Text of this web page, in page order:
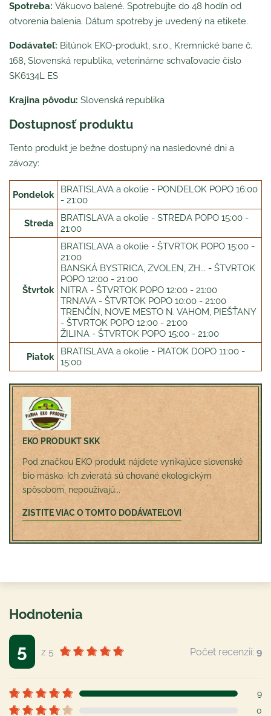
Spotreba: Vákuovo balené. Spotrebujte do 48 hodín od
otvorenia balenia. Dátum spotreby je uvedený na etikete.
Dodávateľ: Bitúnok EKO-produkt, s.r.o., Kremnické bane č.
168, Slovenská republika, veterinárne schvaľovacie číslo
SK6134L ES
Krajina pôvodu: Slovenská republika
Dostupnosť produktu
Tento produkt je bežne dostupný na nasledovné dni a
závozy:
Pondelok
BRATISLAVA a okolie - PONDELOK POPO 16:00
- 21:00
Streda
BRATISLAVA a okolie - STREDA POPO 15:00 -
21:00
Štvrtok
BRATISLAVA a okolie - ŠTVRTOK POPO 15:00 -
21:00
BANSKÁ BYSTRICA, ZVOLEN, ZH... - ŠTVRTOK
POPO 12:00 - 21:00
NITRA - ŠTVRTOK POPO 12:00 - 21:00
TRNAVA - ŠTVRTOK POPO 10:00 - 21:00
TRENČÍN, NOVE MESTO N. VAHOM, PIEŠŤANY
- ŠTVRTOK POPO 12:00 - 21:00
ŽILINA - ŠTVRTOK POPO 15:00 - 21:00
Piatok
BRATISLAVA a okolie - PIATOK DOPO 11:00 -
15:00
EKO PRODUKT SKK
Pod značkou EKO produkt nájdete vynikajúce slovenské
bio mäsko. Ich zvieratá sú chované ekologickým
spôsobom, nepoužívajú...
ZISTITE VIAC O TOMTO DODÁVATEĽOVI
Hodnotenia
5 z 5 Počet recenzií: 9
9
0